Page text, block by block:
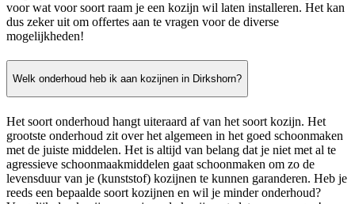
voor wat voor soort raam je een kozijn wil laten installeren. Het kan
dus zeker uit om offertes aan te vragen voor de diverse
mogelijkheden!
Welk onderhoud heb ik aan kozijnen in Dirkshorn?
Het soort onderhoud hangt uiteraard af van het soort kozijn. Het
grootste onderhoud zit over het algemeen in het goed schoonmaken
met de juiste middelen. Het is altijd van belang dat je niet met al te
agressieve schoonmaakmiddelen gaat schoonmaken om zo de
levensduur van je (kunststof) kozijnen te kunnen garanderen. Heb je
reeds een bepaalde soort kozijnen en wil je minder onderhoud?